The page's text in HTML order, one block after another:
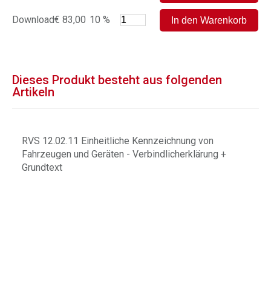
Download€ 83,00 10 %
Dieses Produkt besteht aus folgenden
Artikeln
RVS 12.02.11 Einheitliche Kennzeichnung von
Fahrzeugen und Geräten - Verbindlicherklärung +
Grundtext